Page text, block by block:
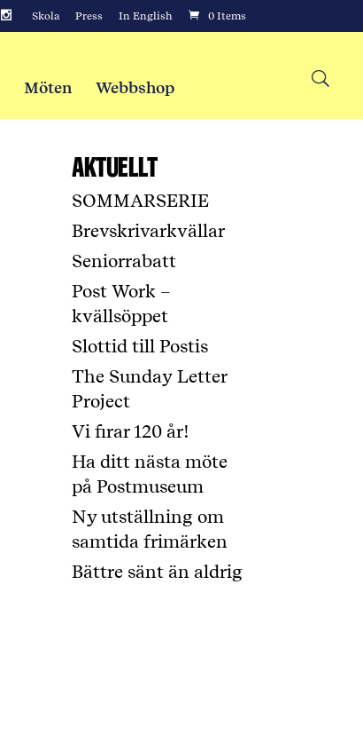
Skola Press In English 0 Items
Möten Webbshop
Aktuellt
SOMMARSERIE
Brevskrivarkvällar
Seniorrabatt
Post Work –
kvällsöppet
Slottid till Postis
The Sunday Letter
Project
Vi firar 120 år!
Ha ditt nästa möte
på Postmuseum
Ny utställning om
samtida frimärken
Bättre sänt än aldrig